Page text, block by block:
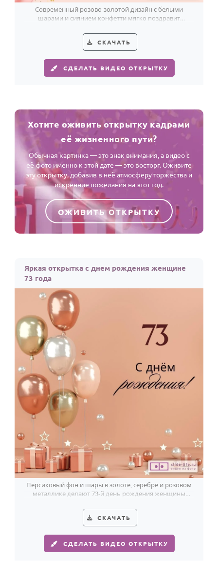
Современный розово-золотой дизайн с белыми
шарами и сиянием конфетти мягко поздравит
СКАЧАТЬ
СДЕЛАТЬ ВИДЕО ОТКРЫТКУ
Хотите оживить открытку кадрами
её жизненного пути?
Обычная картинка — это знак внимания, а видео с
её фото именно к этой дате — это восторг. Оживите
эту открытку, добавив в неё атмосферу торжества и
искренние пожелания на этот год.
ОЖИВИТЬ ОТКРЫТКУ
Яркая открытка с днем рождения женщине
73 года
Персиковый фон и шары в золоте, серебре и розовом
металлике делают 73-й день рождения женщины
СКАЧАТЬ
СДЕЛАТЬ ВИДЕО ОТКРЫТКУ